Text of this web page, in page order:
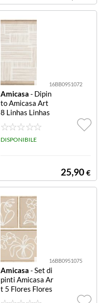
16BB0951072
Amicasa - Dipin
to Amicasa Art
8 Linhas Linhas
DISPONIBILE
25,90 €
16BB0951075
Amicasa - Set di
pinti Amicasa Ar
t 5 Flores Flores